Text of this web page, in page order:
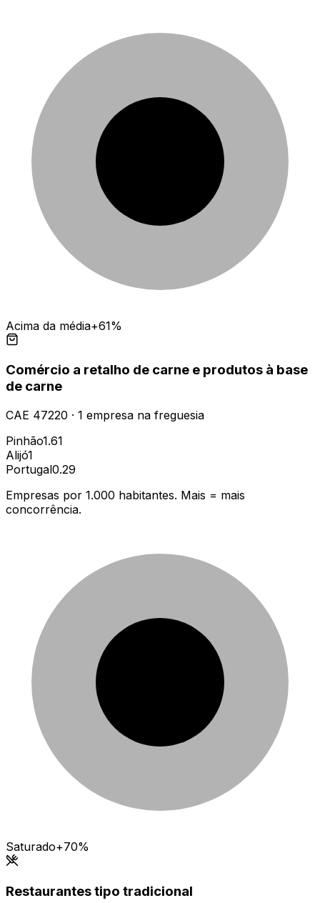
Acima da média+61%
Comércio a retalho de carne e produtos à base
de carne
CAE 47220 · 1 empresa na freguesia
Pinhão1.61
Alijó1
Portugal0.29
Empresas por 1.000 habitantes. Mais = mais
concorrência.
Saturado+70%
Restaurantes tipo tradicional